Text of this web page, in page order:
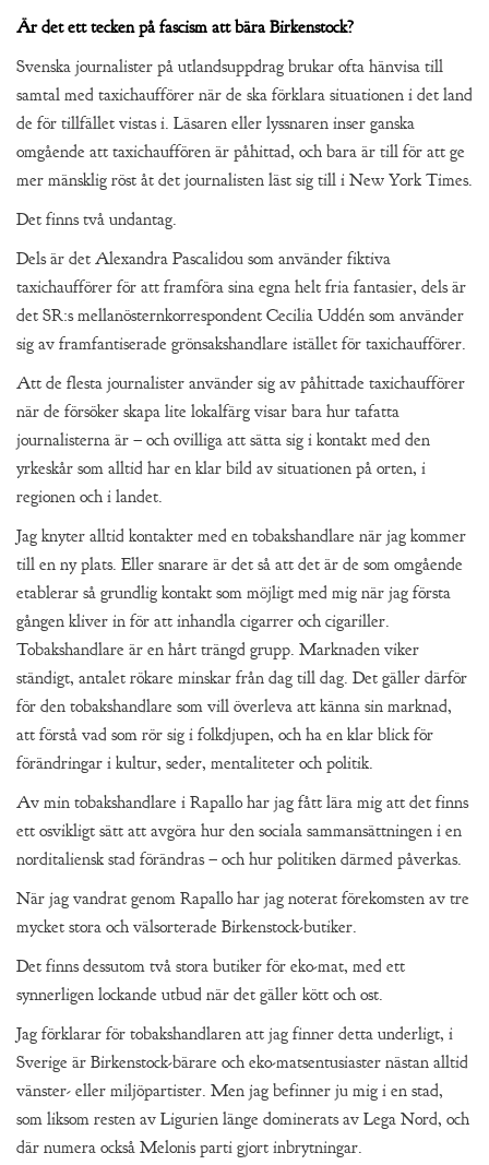
Är det ett tecken på fascism att bära Birkenstock?
Svenska journalister på utlandsuppdrag brukar ofta hänvisa till
samtal med taxichaufförer när de ska förklara situationen i det land
de för tillfället vistas i. Läsaren eller lyssnaren inser ganska
omgående att taxichauffören är påhittad, och bara är till för att ge
mer mänsklig röst åt det journalisten läst sig till i New York Times.
Det finns två undantag.
Dels är det Alexandra Pascalidou som använder fiktiva
taxichaufförer för att framföra sina egna helt fria fantasier, dels är
det SR:s mellanösternkorrespondent Cecilia Uddén som använder
sig av framfantiserade grönsakshandlare istället för taxichaufförer.
Att de flesta journalister använder sig av påhittade taxichaufförer
när de försöker skapa lite lokalfärg visar bara hur tafatta
journalisterna är – och ovilliga att sätta sig i kontakt med den
yrkeskår som alltid har en klar bild av situationen på orten, i
regionen och i landet.
Jag knyter alltid kontakter med en tobakshandlare när jag kommer
till en ny plats. Eller snarare är det så att det är de som omgående
etablerar så grundlig kontakt som möjligt med mig när jag första
gången kliver in för att inhandla cigarrer och cigariller.
Tobakshandlare är en hårt trängd grupp. Marknaden viker
ständigt, antalet rökare minskar från dag till dag. Det gäller därför
för den tobakshandlare som vill överleva att känna sin marknad,
att förstå vad som rör sig i folkdjupen, och ha en klar blick för
förändringar i kultur, seder, mentaliteter och politik.
Av min tobakshandlare i Rapallo har jag fått lära mig att det finns
ett osvikligt sätt att avgöra hur den sociala sammansättningen i en
norditaliensk stad förändras – och hur politiken därmed påverkas.
När jag vandrat genom Rapallo har jag noterat förekomsten av tre
mycket stora och välsorterade Birkenstock-butiker.
Det finns dessutom två stora butiker för eko-mat, med ett
synnerligen lockande utbud när det gäller kött och ost.
Jag förklarar för tobakshandlaren att jag finner detta underligt, i
Sverige är Birkenstock-bärare och eko-matsentusiaster nästan alltid
vänster- eller miljöpartister. Men jag befinner ju mig i en stad,
som liksom resten av Ligurien länge dominerats av Lega Nord, och
där numera också Melonis parti gjort inbrytningar.